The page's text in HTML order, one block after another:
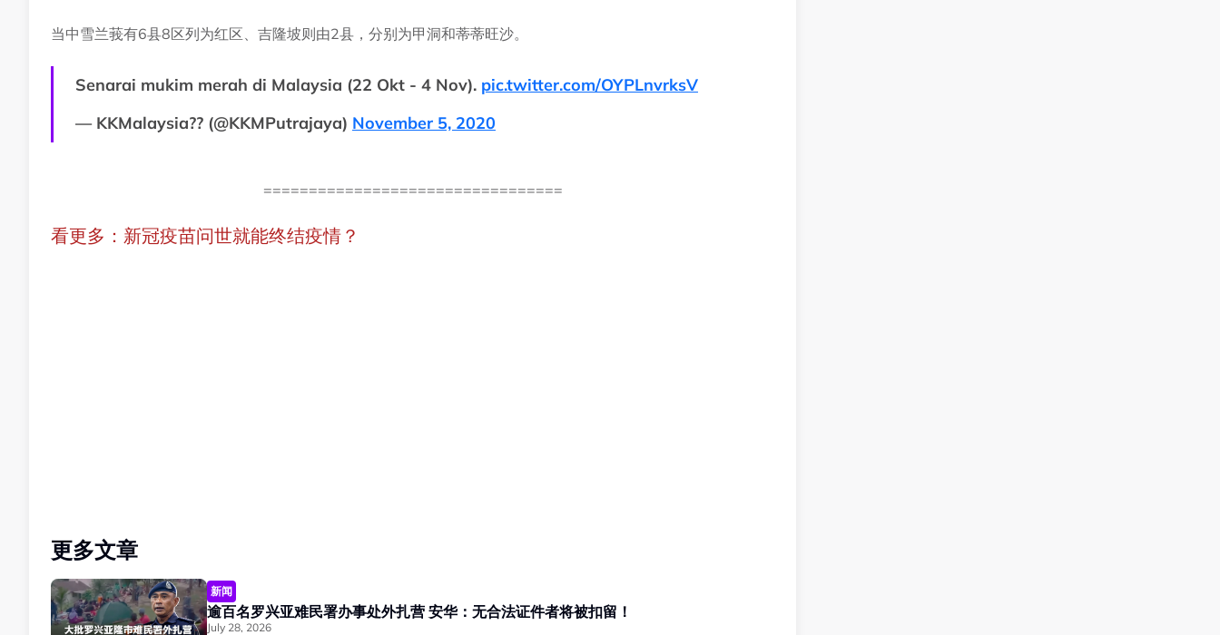
当中雪兰莪有6县8区列为红区、吉隆坡则由2县，分别为甲洞和蒂蒂旺沙。
Senarai mukim merah di Malaysia (22 Okt - 4 Nov). pic.twitter.com/OYPLnvrksV
— KKMalaysia?? (@KKMPutrajaya) November 5, 2020
=================================
看更多：新冠疫苗问世就能终结疫情？
更多文章
新闻
逾百名罗兴亚难民署办事处外扎营 安华：无合法证件者将被扣留！
July 28, 2026